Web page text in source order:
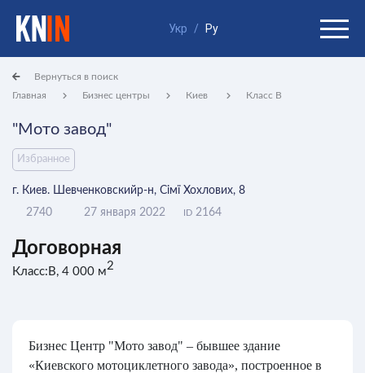
Укр / Ру
Главная Бизнес центры Киев Класс B
Вернуться в поиск
"Мото завод"
Избранное
г. Киев. Шевченковскийр-н, Сімї Хохлових, 8
2740
27 января 2022 ID 2164
Договорная
Класс:B, 4 000 м2
Бизнес Центр "Мото завод" – бывшее здание
«Киевского мотоциклетного завода», построенное в